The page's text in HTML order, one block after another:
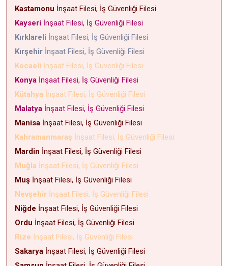
Kastamonu İnşaat Filesi, İş Güvenliği Filesi
Kayseri İnşaat Filesi, İş Güvenliği Filesi
Kırklareli İnşaat Filesi, İş Güvenliği Filesi
Kırşehir İnşaat Filesi, İş Güvenliği Filesi
Kocaeli İnşaat Filesi, İş Güvenliği Filesi
Konya İnşaat Filesi, İş Güvenliği Filesi
Kütahya İnşaat Filesi, İş Güvenliği Filesi
Malatya İnşaat Filesi, İş Güvenliği Filesi
Manisa İnşaat Filesi, İş Güvenliği Filesi
Kahramanmaraş İnşaat Filesi, İş Güvenliği Filesi
Mardin İnşaat Filesi, İş Güvenliği Filesi
Muğla İnşaat Filesi, İş Güvenliği Filesi
Muş İnşaat Filesi, İş Güvenliği Filesi
Nevşehir İnşaat Filesi, İş Güvenliği Filesi
Niğde İnşaat Filesi, İş Güvenliği Filesi
Ordu İnşaat Filesi, İş Güvenliği Filesi
Rize İnşaat Filesi, İş Güvenliği Filesi
Sakarya İnşaat Filesi, İş Güvenliği Filesi